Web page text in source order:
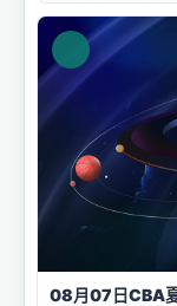
08月07日CBA